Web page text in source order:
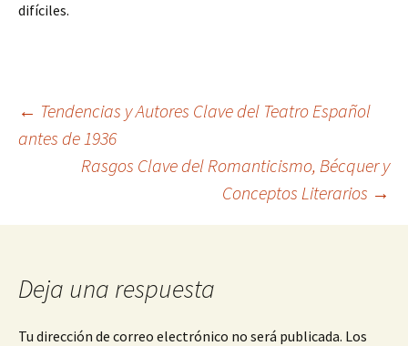
difíciles.
Navegación
entradas
← Tendencias y Autores Clave del Teatro Español
antes de 1936
Rasgos Clave del Romanticismo, Bécquer y
Conceptos Literarios →
Deja una respuesta
Tu dirección de correo electrónico no será publicada. Los